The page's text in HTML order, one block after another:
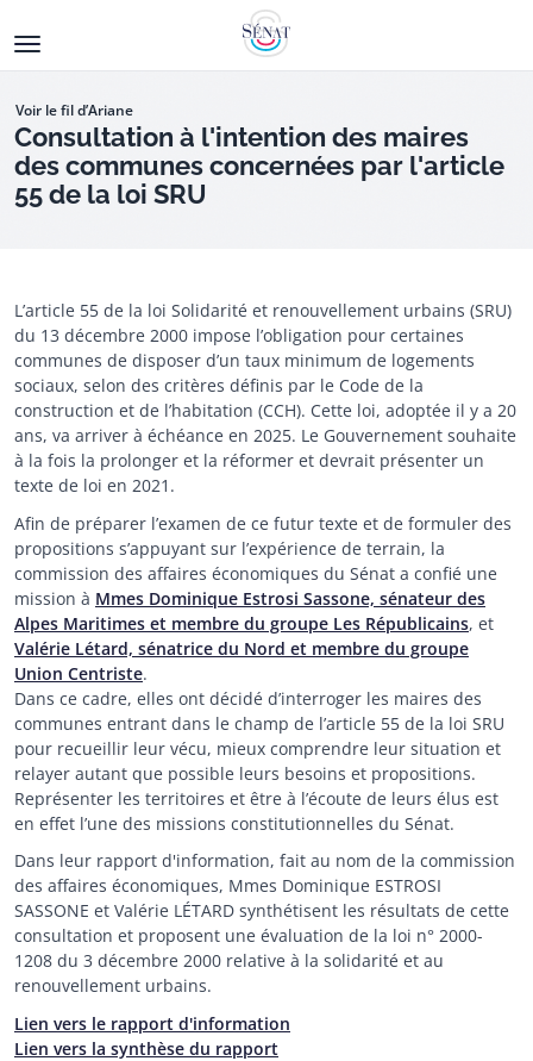
au
Voir le fil d’Ariane
Consultation à l'intention des maires
des communes concernées par l'article
55 de la loi SRU
L’article 55 de la loi Solidarité et renouvellement urbains (SRU)
du 13 décembre 2000 impose l’obligation pour certaines
communes de disposer d’un taux minimum de logements
sociaux, selon des critères définis par le Code de la
construction et de l’habitation (CCH). Cette loi, adoptée il y a 20
ans, va arriver à échéance en 2025. Le Gouvernement souhaite
à la fois la prolonger et la réformer et devrait présenter un
texte de loi en 2021.
Afin de préparer l’examen de ce futur texte et de formuler des
propositions s’appuyant sur l’expérience de terrain, la
commission des affaires économiques du Sénat a confié une
mission à Mmes Dominique Estrosi Sassone, sénateur des
Alpes Maritimes et membre du groupe Les Républicains, et
Valérie Létard, sénatrice du Nord et membre du groupe
Union Centriste.
Dans ce cadre, elles ont décidé d’interroger les maires des
communes entrant dans le champ de l’article 55 de la loi SRU
pour recueillir leur vécu, mieux comprendre leur situation et
relayer autant que possible leurs besoins et propositions.
Représenter les territoires et être à l’écoute de leurs élus est
en effet l’une des missions constitutionnelles du Sénat.
Dans leur rapport d'information, fait au nom de la commission
des affaires économiques, Mmes Dominique ESTROSI
SASSONE et Valérie LÉTARD synthétisent les résultats de cette
consultation et proposent une évaluation de la loi n° 2000-
1208 du 3 décembre 2000 relative à la solidarité et au
renouvellement urbains.
Lien vers le rapport d'information
Lien vers la synthèse du rapport
Fermeture de la consultation